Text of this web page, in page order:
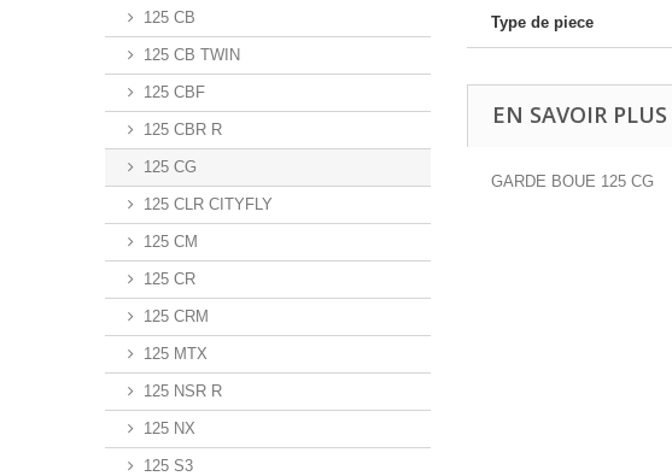
125 CB
125 CB TWIN
125 CBF
125 CBR R
125 CG
125 CLR CITYFLY
125 CM
125 CR
125 CRM
125 MTX
125 NSR R
125 NX
125 S3
Type de piece
EN SAVOIR PLUS
GARDE BOUE 125 CG